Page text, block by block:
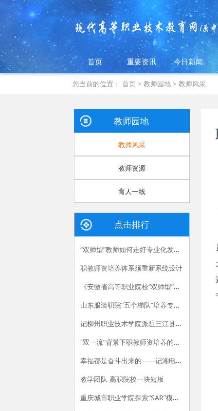
首页 重要资讯 今日新闻
您当前的位置：首页 >教师园地 >教师风采
教师园地
教师风采
教师资源
育人一线
点击排行
“双师型”教师如何走好专业化发展路
职教师资培养体系须重新系统设计
《安徽省高等职业院校“双师型”教师认定办法（试行）》和《安徽省高等职业院校“双师型”教师认定标准（试行）》
山东服装职院“五个梯队”培养专任教师
记柳州职业技术学院派驻三江县独峒镇岜团村“第一书记”陈月明
“双一流”背景下职教师资培养的困境
幸福都是奋斗出来的——记湘电集团劳动模范、湖南电气职院教师程一凡
教学团队 高职院校一块短板
重庆城市职业学院探索“SAR”模式加强思政教师队伍建设